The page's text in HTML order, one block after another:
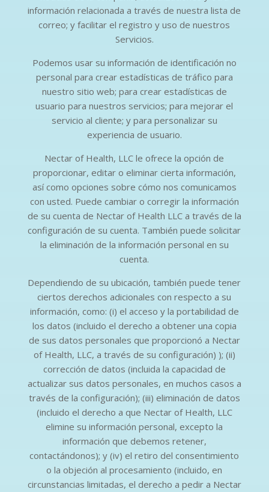
información relacionada a través de nuestra lista de
correo; y facilitar el registro y uso de nuestros
Servicios.
Podemos usar su información de identificación no
personal para crear estadísticas de tráfico para
nuestro sitio web; para crear estadísticas de
usuario para nuestros servicios; para mejorar el
servicio al cliente; y para personalizar su
experiencia de usuario.
Nectar of Health, LLC le ofrece la opción de
proporcionar, editar o eliminar cierta información,
así como opciones sobre cómo nos comunicamos
con usted. Puede cambiar o corregir la información
de su cuenta de Nectar of Health LLC a través de la
configuración de su cuenta. También puede solicitar
la eliminación de la información personal en su
cuenta.
Dependiendo de su ubicación, también puede tener
ciertos derechos adicionales con respecto a su
información, como: (i) el acceso y la portabilidad de
los datos (incluido el derecho a obtener una copia
de sus datos personales que proporcionó a Nectar
of Health, LLC, a través de su configuración) ); (ii)
corrección de datos (incluida la capacidad de
actualizar sus datos personales, en muchos casos a
través de la configuración); (iii) eliminación de datos
(incluido el derecho a que Nectar of Health, LLC
elimine su información personal, excepto la
información que debemos retener,
contactándonos); y (iv) el retiro del consentimiento
o la objeción al procesamiento (incluido, en
circunstancias limitadas, el derecho a pedir a Nectar